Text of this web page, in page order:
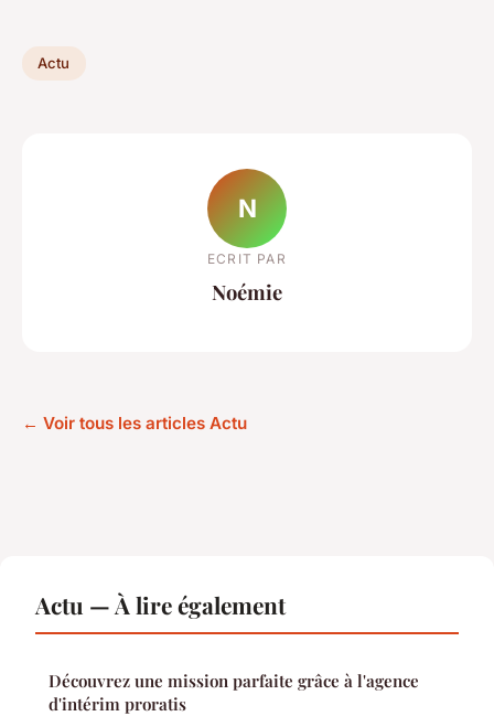
Actu
N
ECRIT PAR
Noémie
← Voir tous les articles Actu
Actu — À lire également
Découvrez une mission parfaite grâce à l'agence
d'intérim proratis